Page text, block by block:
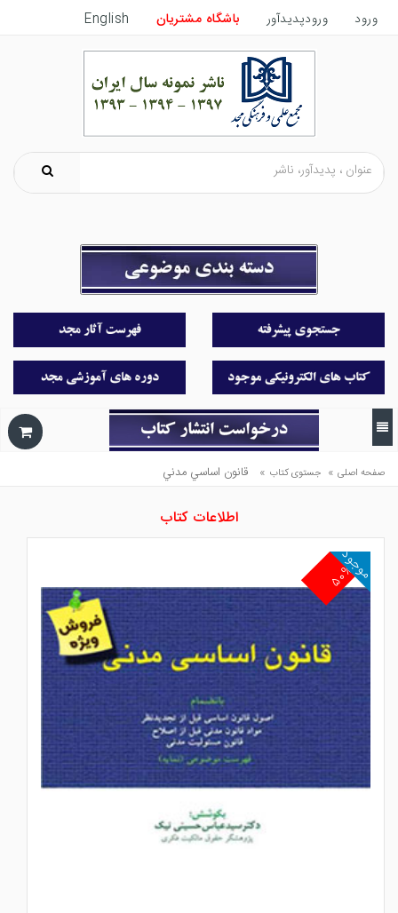
ورود ورودپدیدآور باشگاه مشتریان English
صفحه اصلی » جستوی کتاب » قانون اساسي مدني
اطلاعات کتاب
۵۰%
موجود